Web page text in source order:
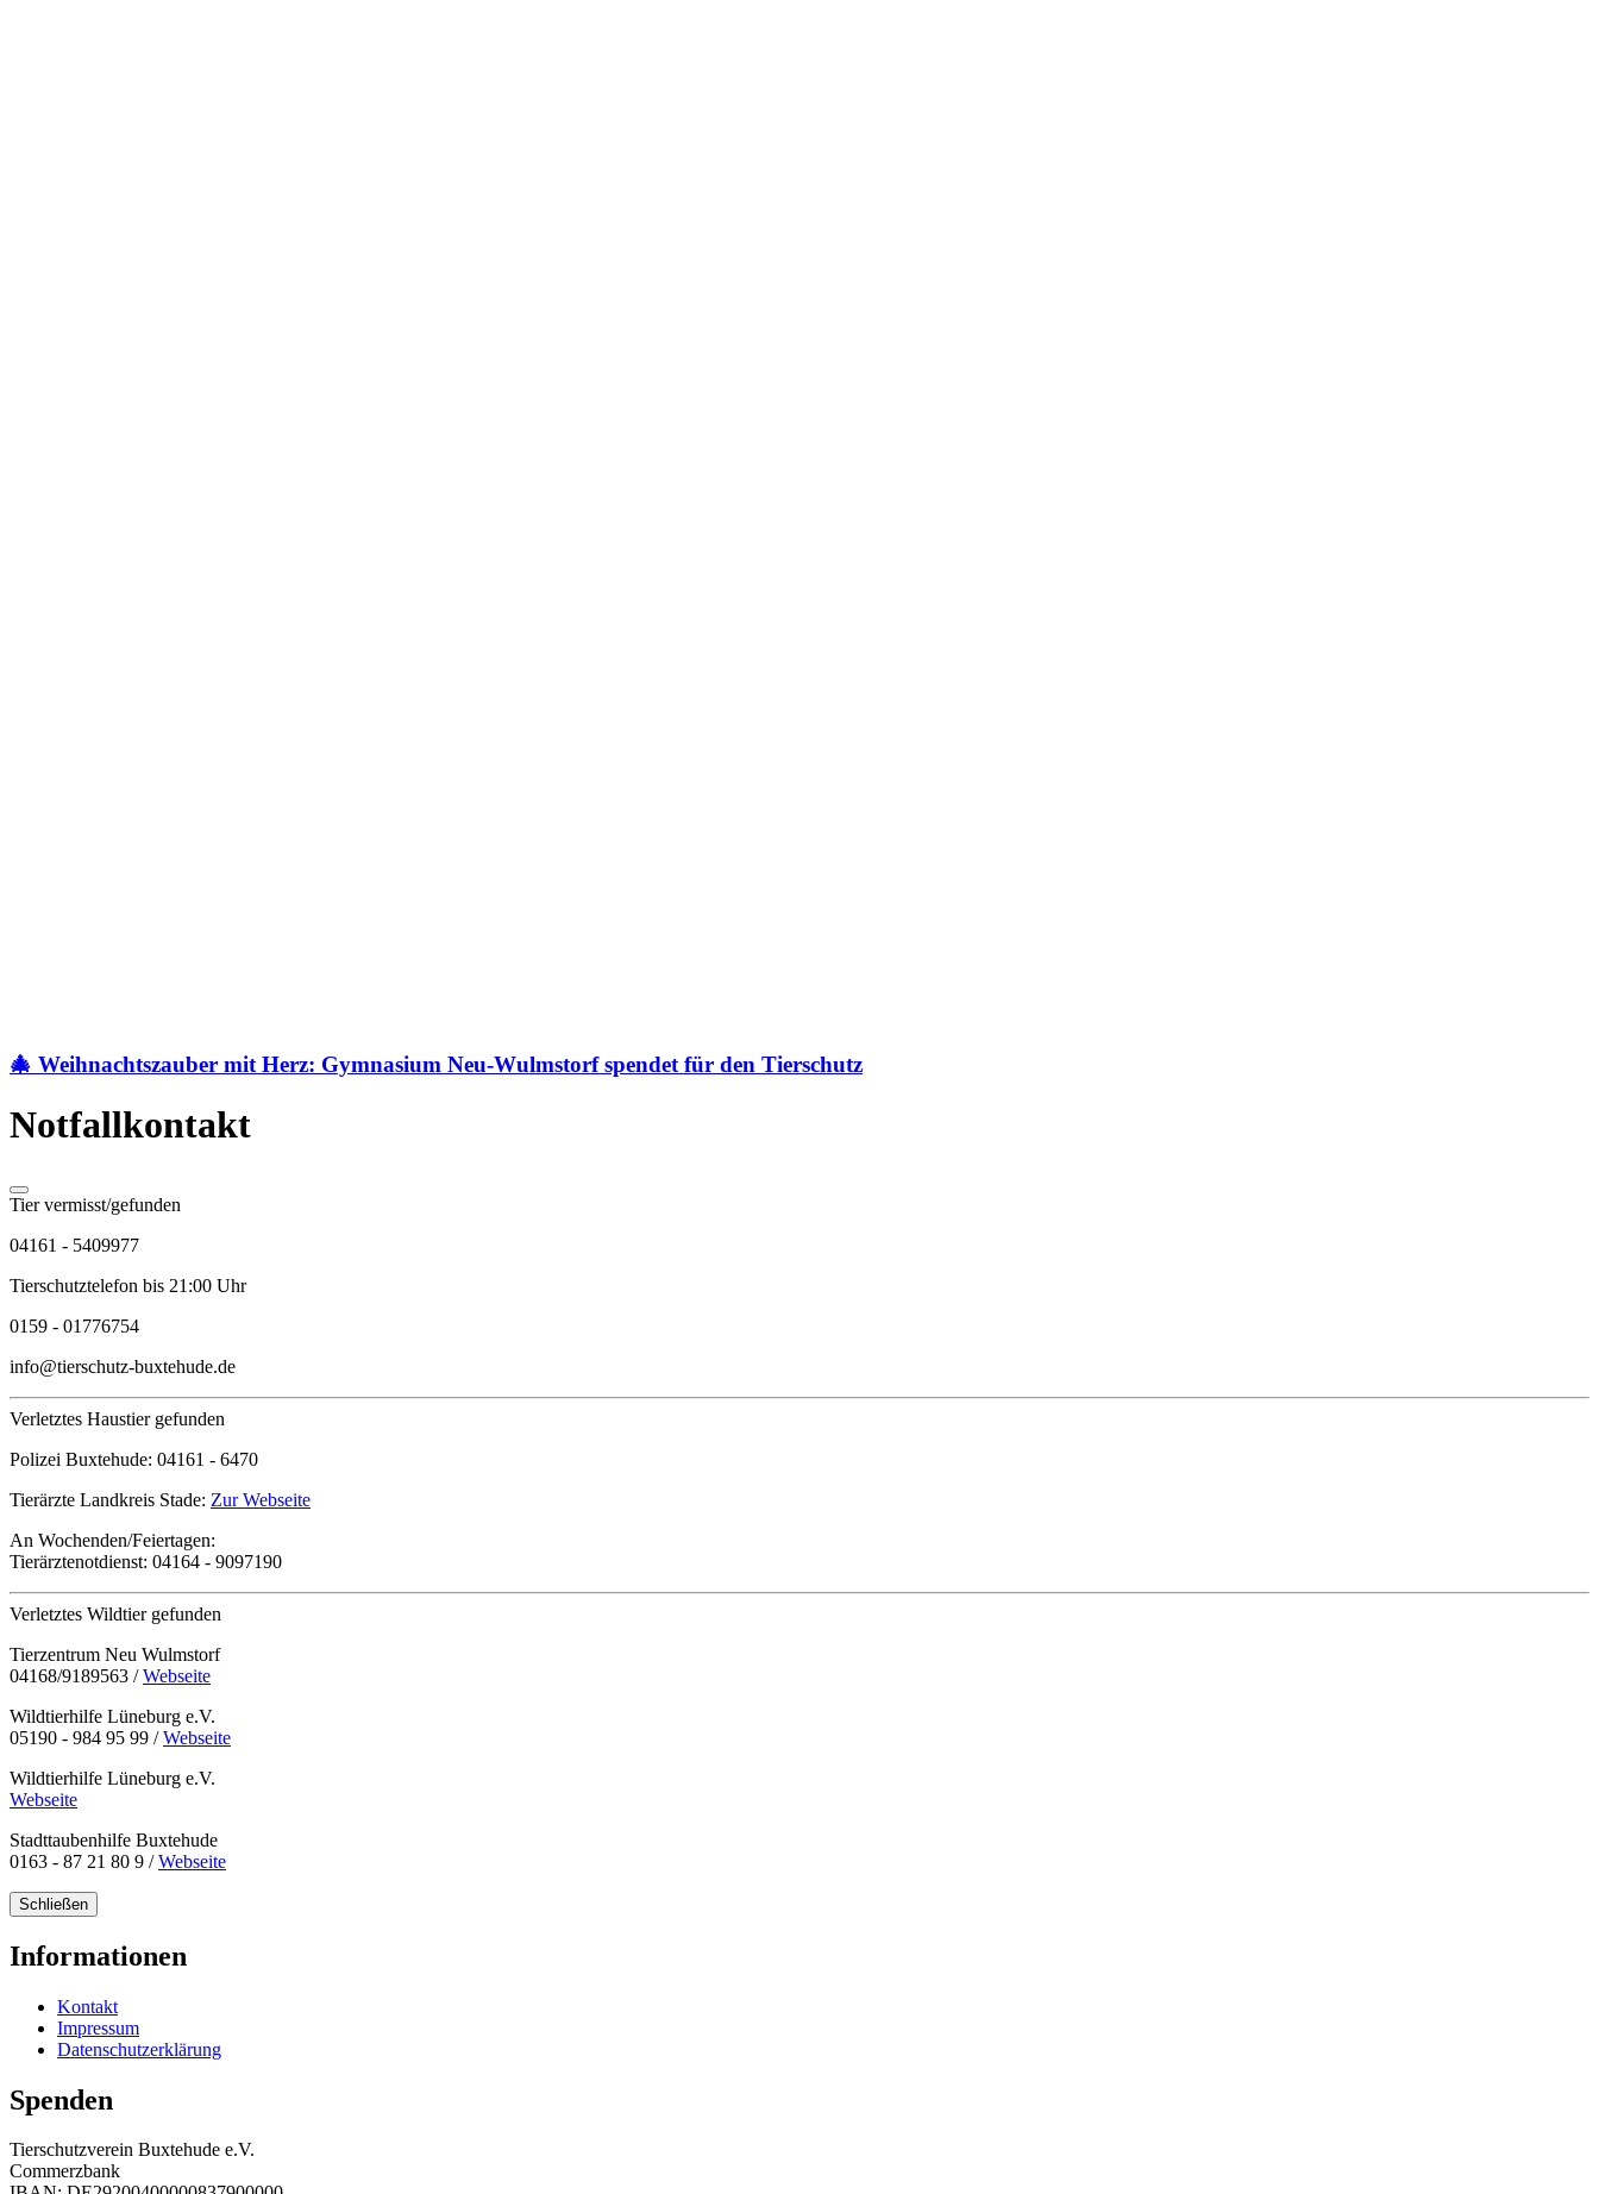
🎄 Weihnachtszauber mit Herz: Gymnasium Neu-Wulmstorf spendet für den Tierschutz
Notfallkontakt
Tier vermisst/gefunden
04161 - 5409977
Tierschutztelefon bis 21:00 Uhr
0159 - 01776754
info@tierschutz-buxtehude.de
Verletztes Haustier gefunden
Polizei Buxtehude: 04161 - 6470
Tierärzte Landkreis Stade: Zur Webseite
An Wochenden/Feiertagen:
Tierärztenotdienst: 04164 - 9097190
Verletztes Wildtier gefunden
Tierzentrum Neu Wulmstorf
04168/9189563 /Webseite
Wildtierhilfe Lüneburg e.V.
05190 - 984 95 99 /Webseite
Wildtierhilfe Lüneburg e.V.
Webseite
Stadttaubenhilfe Buxtehude
0163 - 87 21 80 9 /Webseite
Schließen
Informationen
Kontakt
Impressum
Datenschutzerklärung
Spenden
Tierschutzverein Buxtehude e.V.
Commerzbank